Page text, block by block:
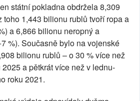
státní pokladna obdržela 8,309
1,443 bilionu rublů tvoří ropa a
a 6,866 bilionu neropný a
%). Současně bylo na vojenské
bilionu rublů – o 30 % více než
a pětkrát více než v lednu-
roku 2021.